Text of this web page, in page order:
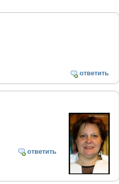
ответить
ответить